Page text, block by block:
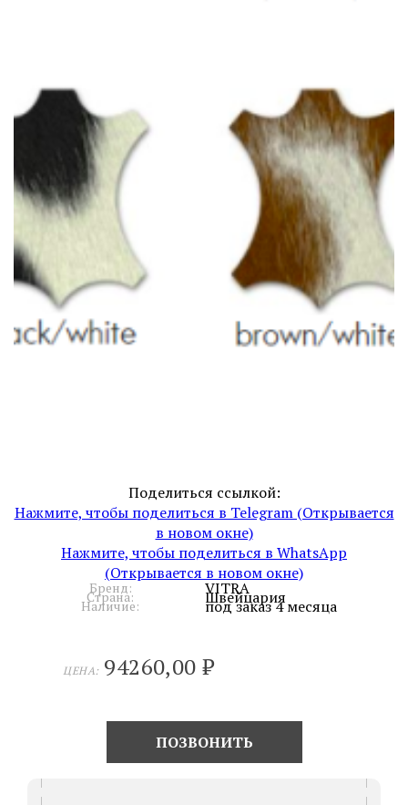
Поделиться ссылкой:
Нажмите, чтобы поделиться в Telegram (Открывается
в новом окне)
Нажмите, чтобы поделиться в WhatsApp
(Открывается в новом окне)
Бренд: VITRA
Страна: Швейцария
Наличие: под заказ 4 месяца
ЦЕНА: 94260,00₽
ПОЗВОНИТЬ